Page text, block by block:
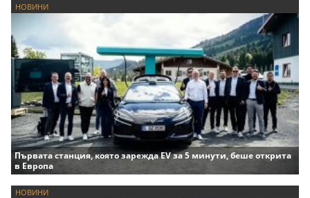
НОВИНИ
Първата станция, която зарежда EV за 5 минути, беше открита
в Европа
НОВИНИ